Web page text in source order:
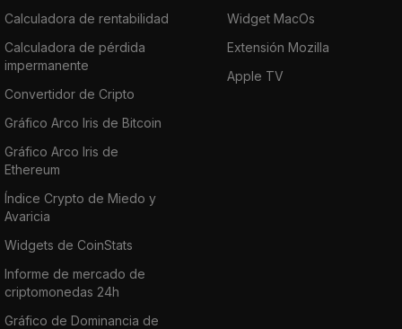
Calculadora de rentabilidad
Calculadora de pérdida
impermanente
Convertidor de Cripto
Gráfico Arco Iris de Bitcoin
Gráfico Arco Iris de
Ethereum
Índice Crypto de Miedo y
Avaricia
Widgets de CoinStats
Informe de mercado de
criptomonedas 24h
Gráfico de Dominancia de
Widget MacOs
Extensión Mozilla
Apple TV